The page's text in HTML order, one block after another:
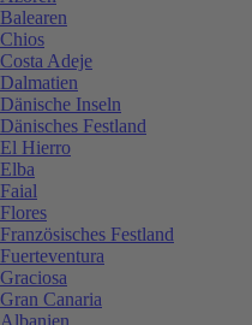
Balearen
Chios
Costa Adeje
Dalmatien
Dänische Inseln
Dänisches Festland
El Hierro
Elba
Faial
Flores
Französisches Festland
Fuerteventura
Graciosa
Gran Canaria
Albanien